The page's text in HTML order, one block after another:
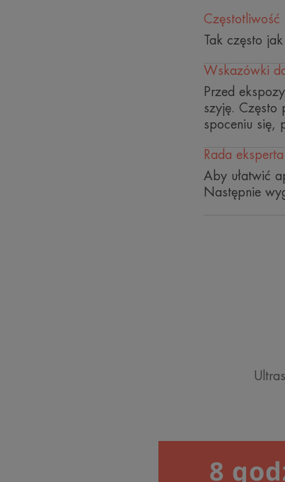
Częstotliwość
Tak często
Wskazówki
Przed
szyję. Często
spoceniu się,
Rada eksperta
Aby ułatwić
Następnie
8